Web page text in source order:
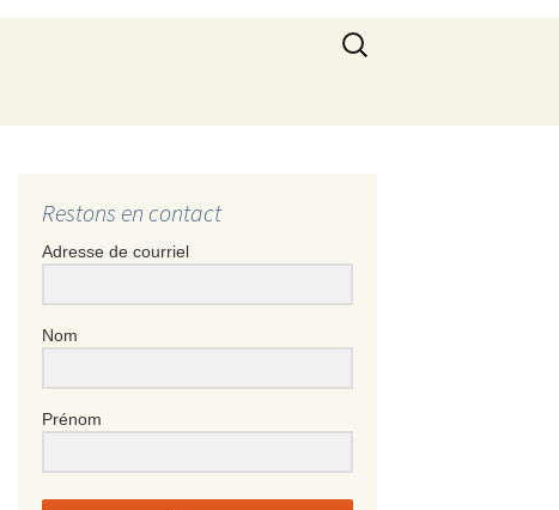
Rechercher :
Restons en contact
Adresse de courriel
Nom
Prénom